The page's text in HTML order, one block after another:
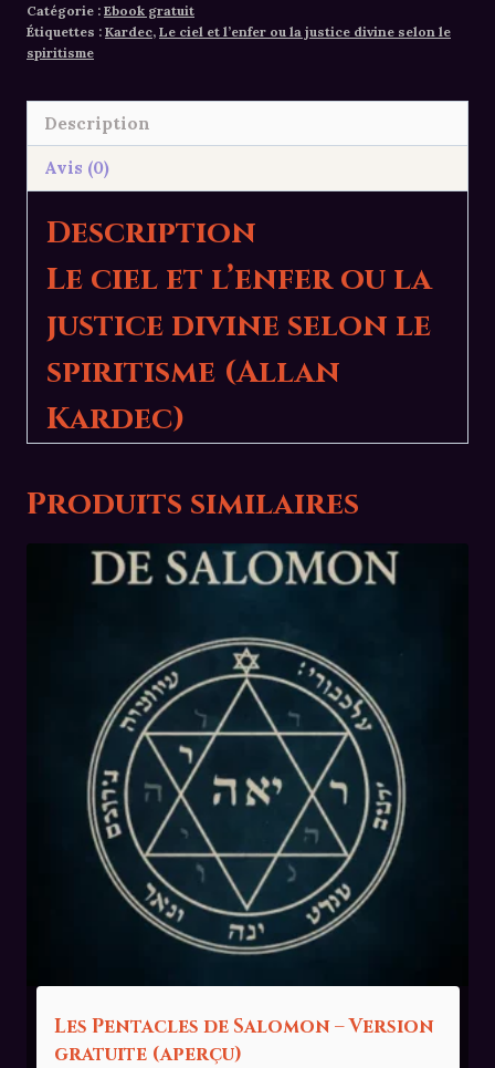
ciel
et
la
justice
selon
spiritisme
(Allan
Kardec)
Catégorie : Ebook gratuit
Étiquettes : Kardec, Le ciel et l’enfer ou la justice divine selon le
spiritisme
Description
Avis (0)
Description
Le ciel et l’enfer ou la
justice divine selon le
spiritisme (Allan
Kardec)
Produits similaires
Les Pentacles de Salomon – Version
gratuite (aperçu)